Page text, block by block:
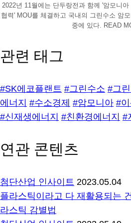
2022년 11월에는 단두랑전과 함께 '암모니
협력' MOU를 체결하고 국내의 그린수소 암
중에 있다. READ
관련 태그
#SK에코플랜트 #그린수소 #그
에너지 #수소경제 #암모니아 #
#신재생에너지 #친환경에너지 #
연관 콘텐츠
첨단산업 인사이트 2023.05.04
플라스틱이라고 다 재활용되는
라스틱 감별법